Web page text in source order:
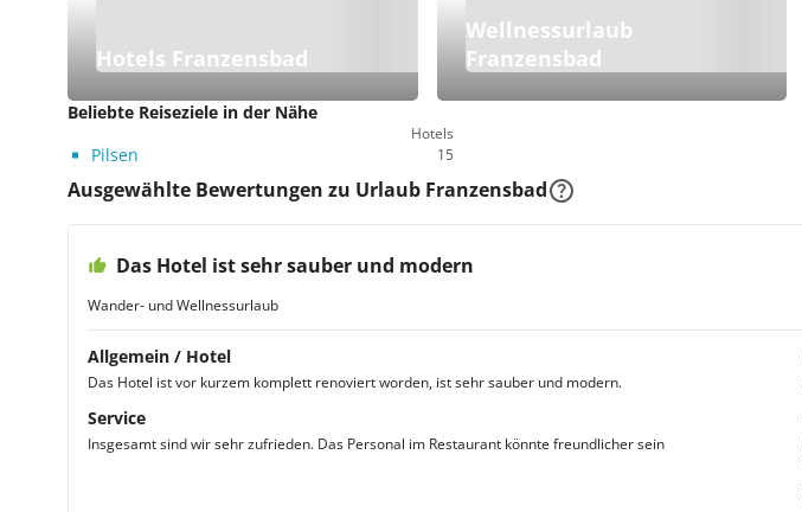
Hotels Franzensbad
Wellnessurlaub
Franzensbad
Beliebte Reiseziele in der Nähe
Hotels
Pilsen 15
Ausgewählte Bewertungen zu Urlaub Franzensbad
Das Hotel ist sehr sauber und modern
Wander- und Wellnessurlaub
Allgemein / Hotel
Das Hotel ist vor kurzem komplett renoviert worden, ist sehr sauber und modern.
Service
Insgesamt sind wir sehr zufrieden. Das Personal im Restaurant könnte freundlicher sein